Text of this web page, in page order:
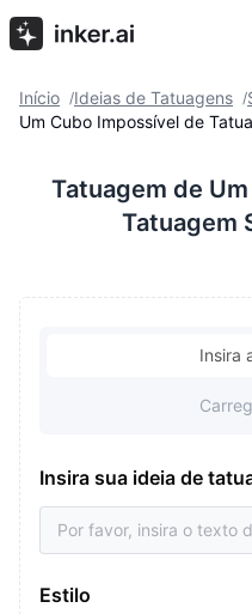
Início /Ideias de Tatuagens /
Um Cubo Impossível de
Tatuagem de
Tatuagem
Insira
Insira sua ideia de
Estilo